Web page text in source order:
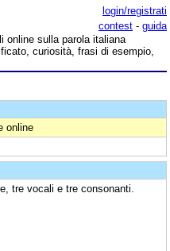
login/registrati
contest - guida
online sulla parola italiana
curiosità, frasi di esempio,
online
tre vocali e tre consonanti.